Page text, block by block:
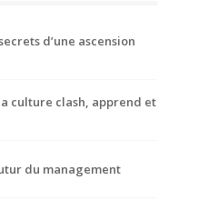
d’une ascension
culture clash, apprend et
du management